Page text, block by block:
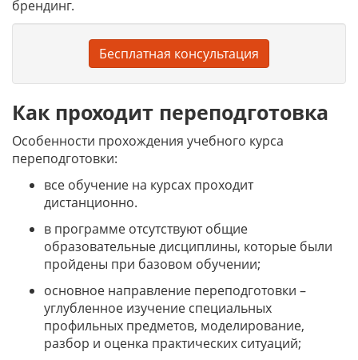
брендинг.
Бесплатная консультация
Как проходит переподготовка
Особенности прохождения учебного курса
переподготовки:
все обучение на курсах проходит
дистанционно.
в программе отсутствуют общие
образовательные дисциплины, которые были
пройдены при базовом обучении;
основное направление переподготовки –
углубленное изучение специальных
профильных предметов, моделирование,
разбор и оценка практических ситуаций;